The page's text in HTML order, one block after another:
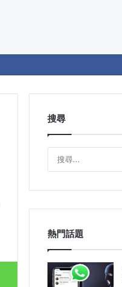
搜尋
熱門話題